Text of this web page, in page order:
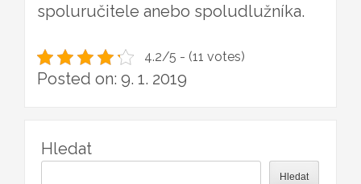
spoluručitele anebo spoludlužníka.
4.2/5 - (11 votes)
Posted on: 9. 1. 2019
Hledat
Hledat